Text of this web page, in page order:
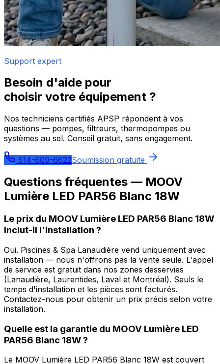
Support expert
Besoin d'aide pour
choisir votre équipement ?
Nos techniciens certifiés APSP répondent à vos
questions — pompes, filtreurs, thermopompes ou
systèmes au sel. Conseil gratuit, sans engagement.
514-609-6622Soumission gratuite
Questions fréquentes — MOOV
Lumière LED PAR56 Blanc 18W
Le prix du MOOV Lumière LED PAR56 Blanc 18W
inclut-il l'installation ?
Oui. Piscines & Spa Lanaudière vend uniquement avec
installation — nous n'offrons pas la vente seule. L'appel
de service est gratuit dans nos zones desservies
(Lanaudière, Laurentides, Laval et Montréal). Seuls le
temps d'installation et les pièces sont facturés.
Contactez-nous pour obtenir un prix précis selon votre
installation.
Quelle est la garantie du MOOV Lumière LED
PAR56 Blanc 18W ?
Le MOOV Lumière LED PAR56 Blanc 18W est couvert